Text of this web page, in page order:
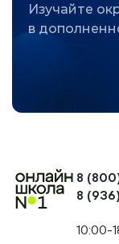
Изучайте
в
8
8
10:00-